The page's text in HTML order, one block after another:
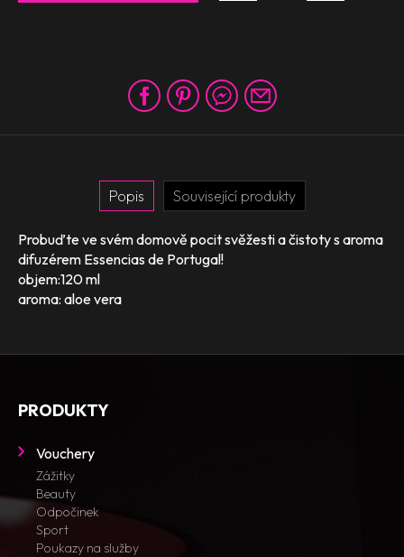
Popis Související produkty
Probuďte ve svém domově pocit svěžesti a čistoty s aroma
difuzérem Essencias de Portugal!
objem:120 ml
aroma: aloe vera
PRODUKTY
Vouchery
Zážitky
Beauty
Odpočinek
Sport
Poukazy na služby